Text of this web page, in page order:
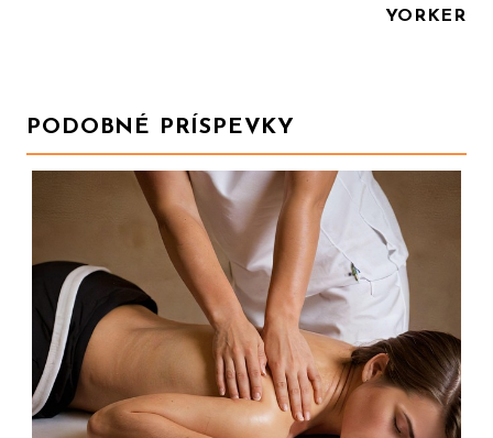
YORKER
PODOBNÉ PRÍSPEVKY